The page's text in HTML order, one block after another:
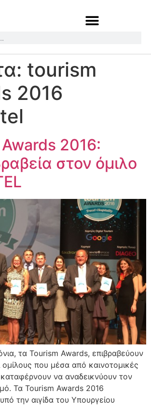
tourism
2016
2016:
στον όμιλο
τα Tourism Awards, επιβραβεύουν
ομίλους που μέσα από καινοτομικές
καταφέρνουν να αναδεικνύουν τον
Τα Tourism Awards 2016
την αιγίδα του Υπουργείου